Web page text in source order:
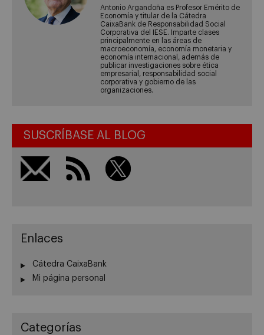
Antonio Argandoña es Profesor Emérito de
Economía y titular de la Cátedra
CaixaBank de Responsabilidad Social
Corporativa del IESE. Imparte clases
principalmente en las áreas de
macroeconomía, economía monetaria y
economía internacional, además de
publicar investigaciones sobre ética
empresarial, responsabilidad social
corporativa y gobierno de las
organizaciones.
SUSCRÍBASE AL BLOG
Enlaces
Cátedra CaixaBank
Mi página personal
Categorías